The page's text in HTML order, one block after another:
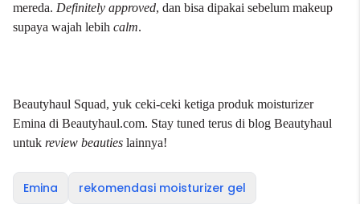
mereda. Definitely approved, dan bisa dipakai sebelum makeup
supaya wajah lebih calm.
Beautyhaul Squad, yuk ceki-ceki ketiga produk moisturizer
Emina di Beautyhaul.com. Stay tuned terus di blog Beautyhaul
untuk review beauties lainnya!
Emina
rekomendasi moisturizer gel